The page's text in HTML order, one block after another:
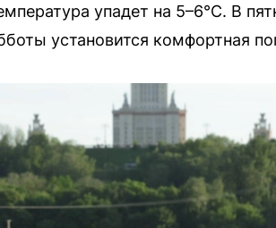
упадет на 5–6°C. В
установится комфортная